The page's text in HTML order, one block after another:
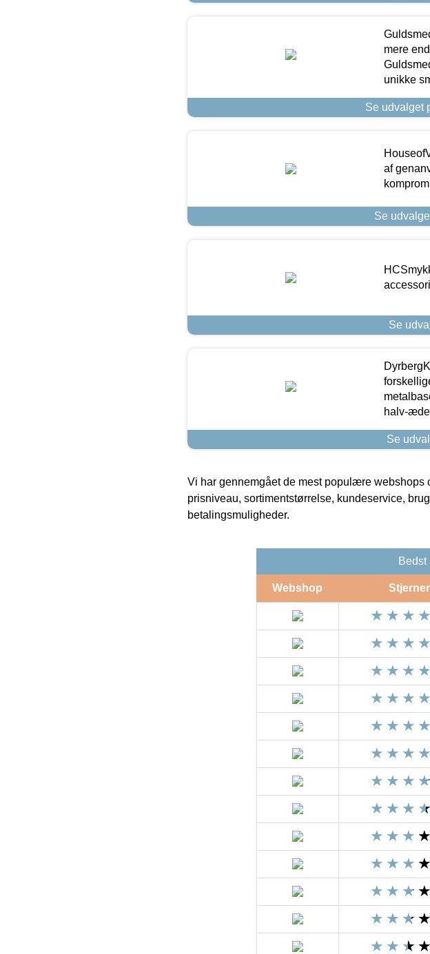
mere
unikke
Se udvalget
af
Se
Se
halv-
Se
Vi har gennemgået de mest populære webshops
prisniveau, sortimentstørrelse, kundeservice,
betalingsmuligheder.
Bedst
Webshop Stjerner